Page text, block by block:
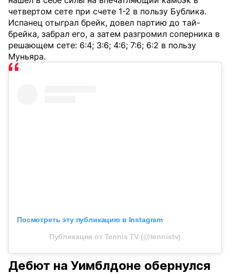
четвертом сете при счете 1-2 в пользу Бублика.
Испанец отыграл брейк, довел партию до тай-
брейка, забрал его, а затем разгромил соперника в
решающем сете: 6:4; 3:6; 4:6; 7:6; 6:2 в пользу
Муньяра.
Посмотреть эту публикацию в Instagram
Публикация от Tennis TV (@tennistv)
Дебют на Уимблдоне обернулся